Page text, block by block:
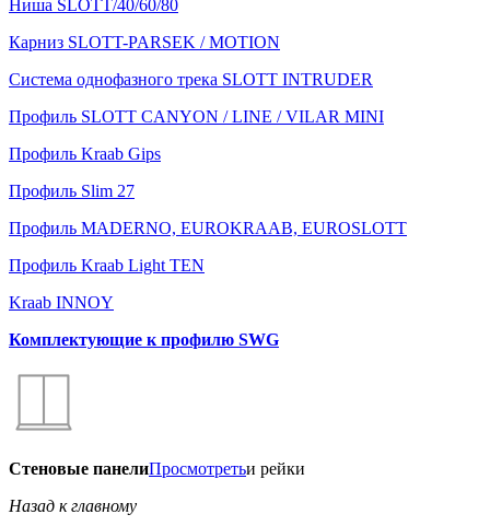
Ниша SLOTT/40/60/80
Карниз SLOTT-PARSEK / MOTION
Система однофазного трека SLOTT INTRUDER
Профиль SLOTT CANYON / LINE / VILAR MINI
Профиль Kraab Gips
Профиль Slim 27
Профиль MADERNO, EUROKRAAB, EUROSLOTT
Профиль Kraab Light TEN
Kraab INNOY
Комплектующие к профилю SWG
Стеновые панелиПросмотретьи рейки
Назад к главному